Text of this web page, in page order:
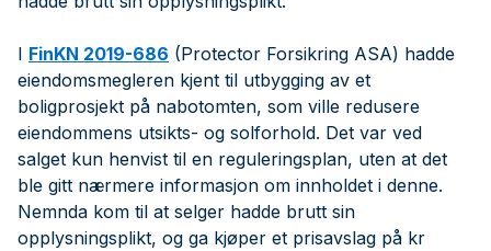
I FinKN 2019-686 (Protector Forsikring ASA) hadde
eiendomsmegleren kjent til utbygging av et
boligprosjekt på nabotomten, som ville redusere
eiendommens utsikts- og solforhold. Det var ved
salget kun henvist til en reguleringsplan, uten at det
ble gitt nærmere informasjon om innholdet i denne.
Nemnda kom til at selger hadde brutt sin
opplysningsplikt, og ga kjøper et prisavslag på kr